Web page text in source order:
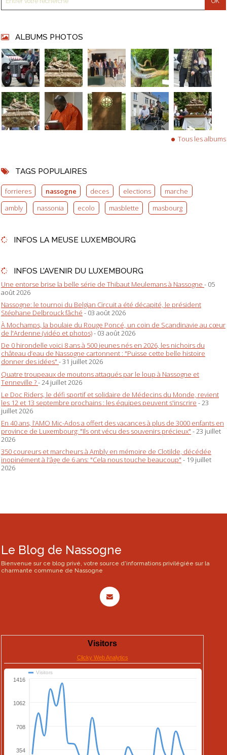
ALBUMS PHOTOS
Tous les albums
TAGS POPULAIRES
forrieres nassogne deces elections
marche
ambly
nassonia ecolo masblette masbourg
INFOS LA MEUSE LUXEMBOURG
INFOS L'AVENIR DU LUXEMBOURG
Une entorse brise la belle série de Thibaut Meulemans à Nassogne - 05
août 2026
Nassogne: le tournoi du Belgian Circuit a été décapité, le président
Stéphane Delbrouck fâché - 03 août 2026
À Mochamps, la boulaie du Rouge Poncé, un coin de Scandinavie au cœur
de l'Ardenne (vidéo et photos)- 03 août 2026
De 0 hirondelle voici 8 ans à 500 jeunes nés en 2026, les nichoirs du
château d’eau de Nassogne cartonnent : "Puisse cette belle histoire
donner des idées" - 31 juillet 2026
Quatre troupeaux de moutons attaqués par le loup à Nassogne et
Tenneville ?- 24 juillet 2026
Le Doc Riders, le défi sportif et solidaire de Médecins du Monde, revient
les 12 et 13 septembre prochains : les équipes peuvent s'inscrire - 23
juillet 2026
En 40 ans, l’AMO Mic-Ados a offert des vacances à plus de 3000 enfants en
province de Luxembourg: "Ils ont vécu des souvenirs précieux" - 23 juillet
2026
350 coureurs et marcheurs à Ambly en mémoire de Clotilde, décédée
inopinément à l'âge de 6 ans: "Cela nous touche beaucoup" - 19 juillet
2026
Le Blog de Nassogne
Bienvenue sur ce blog privé, votre source d'informations privilégiée sur la
charmante commune de Nassogne